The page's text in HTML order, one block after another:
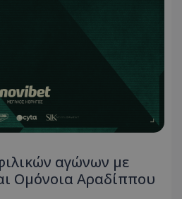
αγώνων με
Ομόνοια Αραδίππου